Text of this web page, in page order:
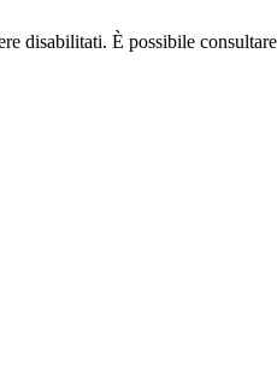
disabilitati. È possibile